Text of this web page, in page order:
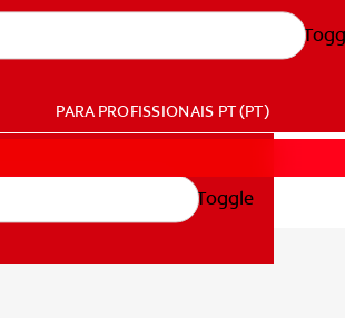
PARA PROFISSIONAIS PT (PT)
Toggle